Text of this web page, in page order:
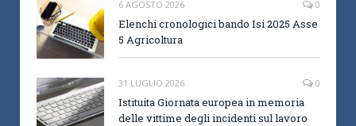
6 AGOSTO 2026 0
Elenchi cronologici bando Isi 2025 Asse
5 Agricoltura
31 LUGLIO 2026 0
Istituita Giornata europea in memoria
delle vittime degli incidenti sul lavoro